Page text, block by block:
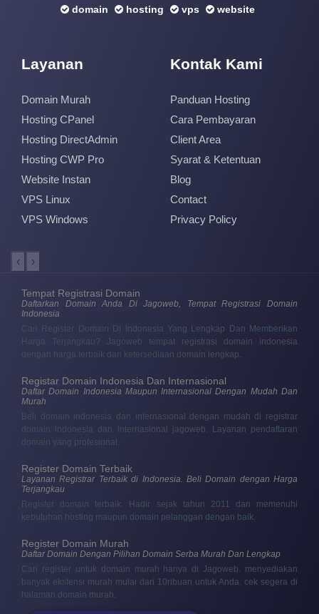
domain hosting vps website
Layanan
Domain Murah
Hosting CPanel
Hosting DirectAdmin
Hosting CWP Pro
Website Instan
VPS Linux
VPS Windows
Kontak Kami
Panduan Hosting
Cara Pembayaran
Client Area
Syarat & Ketentuan
Blog
Contact
Privacy Policy
‹ ›
Tempat Registrasi Domain
Daftarkan Domain Anda Di Jagoweb, Tempat Registrasi Domain
Indonesia
Cari Register Domain Di Indonesia Yang Lengkap Dan Memberikan
Harga Terjangkau? Jagoweb tempat registrasi domain indonesia
dengan harga terbaik dan ketersediaan domain lengkap.
Registar Domain Indonesia Dan Internasional
Daftar Domain Indonesia Maupun Internasional Dengan Mudah Dan
Murah
Beli domain indonesia dan internasional dengan mudah di registrar
domain indonesia dan internasional jagoweb. Layanan pendaftaran
domain yang profesional.
Register Domain Terbaik
Layanan Registrar Terbaik di Indonesia. Beli Domain dengan Harga
Terjangkau
Register domain terbaik. Hadir sejak tahun 2011 dan memenuhi
kebutuhan hosting maupun domain pelanggan dengan baik.
Register Domain Murah
Daftar Domain Dengan Pilihan Domain Serba Murah Dan Lengkap
Cari register untuk domain murah hanya di Jagoweb. menyediakan
banyak ekstensi murah mulai dari 10ribuan untuk Anda. cek segera di
halaman domain murah.